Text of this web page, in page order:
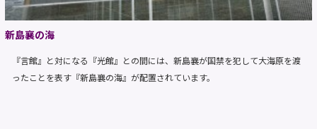
新島襄の海
『言館』と対になる『光館』との間には、新島襄が国禁を犯して大海原を渡
ったことを表す『新島襄の海』が配置されています。